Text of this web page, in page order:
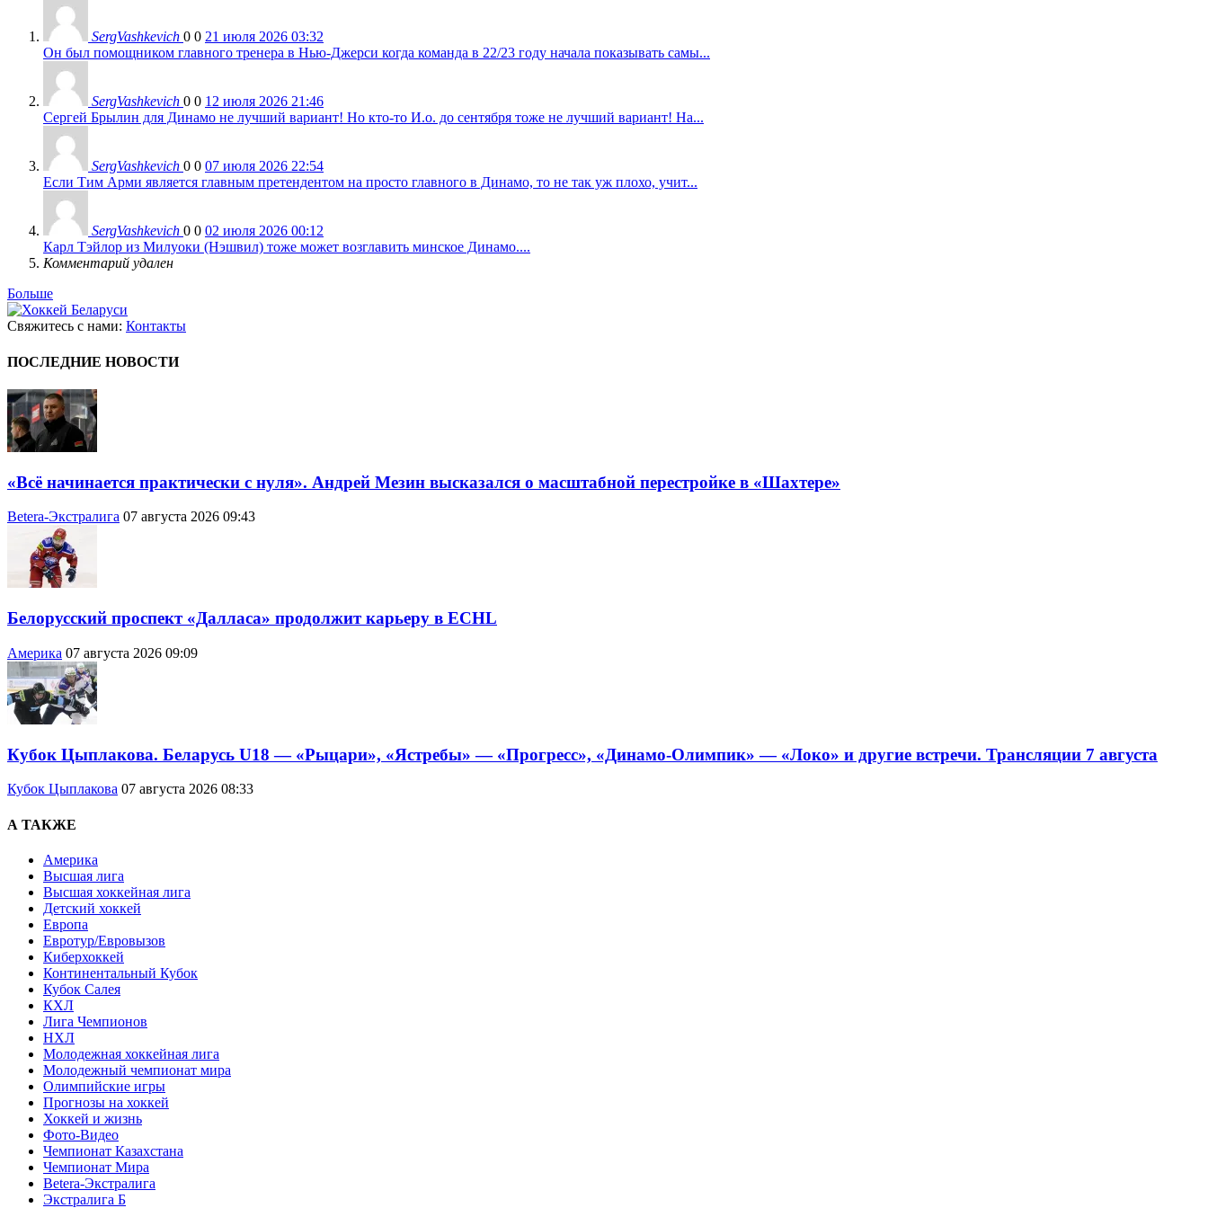
SergVashkevich 0 0 21 июля 2026 03:32
Он был помощником главного тренера в Нью-Джерси когда команда в 22/23 году начала показывать самы...
SergVashkevich 0 0 12 июля 2026 21:46
Сергей Брылин для Динамо не лучший вариант! Но кто-то И.о. до сентября тоже не лучший вариант! На...
SergVashkevich 0 0 07 июля 2026 22:54
Если Тим Арми является главным претендентом на просто главного в Динамо, то не так уж плохо, учит...
SergVashkevich 0 0 02 июля 2026 00:12
Карл Тэйлор из Милуоки (Нэшвил) тоже может возглавить минское Динамо....
Комментарий удален
Больше
Свяжитесь с нами: Контакты
ПОСЛЕДНИЕ НОВОСТИ
«Всё начинается практически с нуля». Андрей Мезин высказался о масштабной перестройке в «Шахтере»
Betera-Экстралига 07 августа 2026 09:43
Белорусский проспект «Далласа» продолжит карьеру в ECHL
Америка 07 августа 2026 09:09
Кубок Цыплакова. Беларусь U18 — «Рыцари», «Ястребы» — «Прогресс», «Динамо-Олимпик» — «Локо» и другие встречи. Трансляции 7 августа
Кубок Цыплакова 07 августа 2026 08:33
А ТАКЖЕ
Америка
Высшая лига
Высшая хоккейная лига
Детский хоккей
Европа
Евротур/Евровызов
Киберхоккей
Континентальный Кубок
Кубок Салея
КХЛ
Лига Чемпионов
НХЛ
Молодежная хоккейная лига
Молодежный чемпионат мира
Олимпийские игры
Прогнозы на хоккей
Хоккей и жизнь
Фото-Видео
Чемпионат Казахстана
Чемпионат Мира
Betera-Экстралига
Экстралига Б